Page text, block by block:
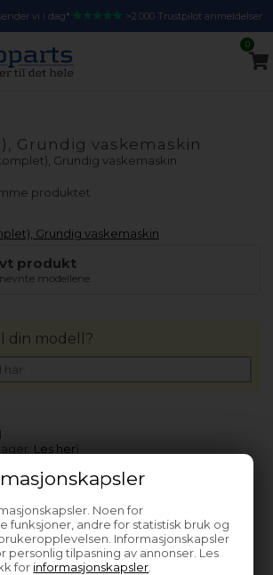
Noen for
funksjoner, andre for statistisk bruk og
Informasjonskapsler
personlig tilpasning av annonser. Les
for informasjonskapsler
vi i dag* >2.000 Trustpilot anmeldelser
0
Grundig vaskemaskin
Grundig vaskemaskin
produktet
produkt
modellene.
Spørsmål om varen?
Les her)
din modell?